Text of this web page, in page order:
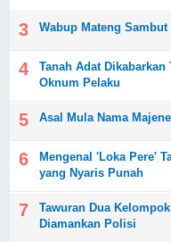
Wabup Mateng
Tanah Adat
Oknum Pelaku
Asal Mula Nama Majene
Mengenal 'Loka Pere'
yang Nyaris Punah
Tawuran Dua
Diamankan Polisi